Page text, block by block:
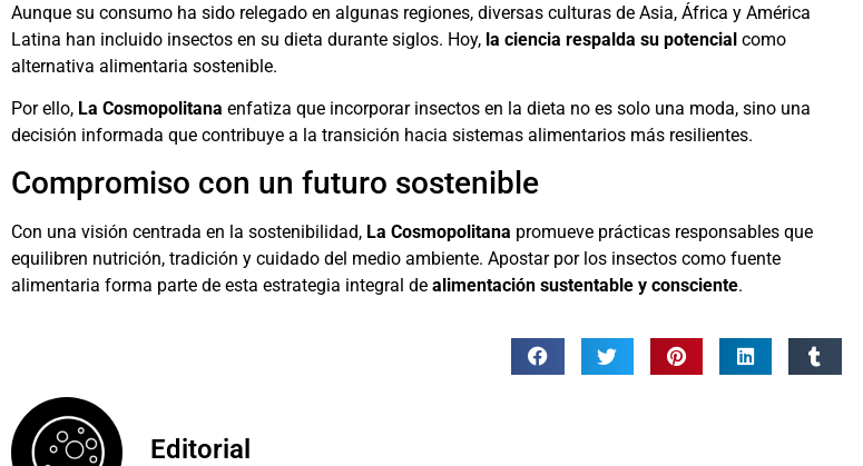
Aunque su consumo ha sido relegado en algunas regiones, diversas culturas de Asia, África y América
Latina han incluido insectos en su dieta durante siglos. Hoy, la ciencia respalda su potencial como
alternativa alimentaria sostenible.
Por ello, La Cosmopolitana enfatiza que incorporar insectos en la dieta no es solo una moda, sino una
decisión informada que contribuye a la transición hacia sistemas alimentarios más resilientes.
Compromiso con un futuro sostenible
Con una visión centrada en la sostenibilidad, La Cosmopolitana promueve prácticas responsables que
equilibren nutrición, tradición y cuidado del medio ambiente. Apostar por los insectos como fuente
alimentaria forma parte de esta estrategia integral de alimentación sustentable y consciente.
Editorial